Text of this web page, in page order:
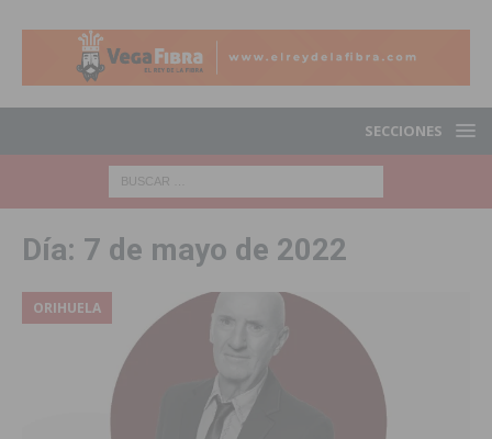
SECCIONES
Día: 7 de mayo de 2022
ORIHUELA